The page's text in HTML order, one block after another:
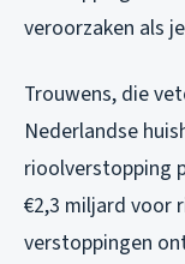
veroorzaken als
Trouwens, die
Nederlandse
rioolverstopping
€2,3 miljard voor
verstoppingen